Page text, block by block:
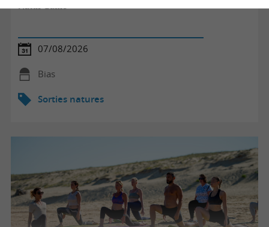
Natur'Game
07/08/2026
Bias
Sorties natures